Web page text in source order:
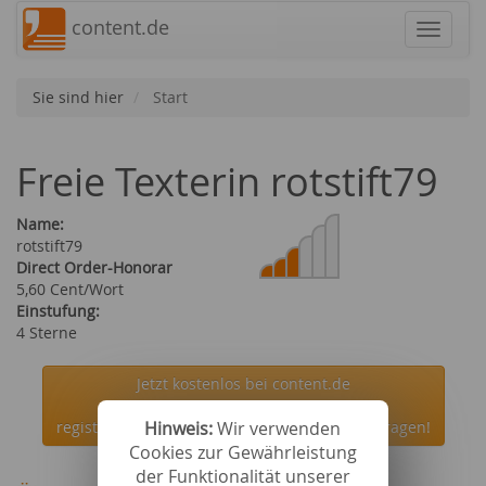
Hinweis:Wir verwenden
Cookies zur Gewährleistung
der Funktionalität unserer
content.de
Sie sind hier Start
Freie Texterin rotstift79
Name:
rotstift79
Direct Order-Honorar
5,60 Cent/Wort
Einstufung:
4 Sterne
Jetzt kostenlos bei content.de
registrieren und die Autorin rotstift79 beauftragen!